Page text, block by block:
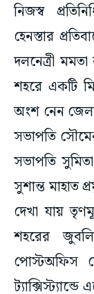
নিজস্ব
হেনস্তার
দলনেত্রী মমতা
শহরে একটি
অংশ নেন
সভাপতি
সভাপতি সুমিতা
সুশান্ত মাহাত
দেখা যায়
শহরের
পোস্টঅফিস